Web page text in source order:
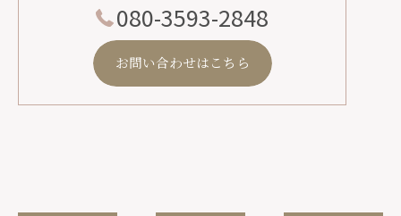
080-3593-2848
お問い合わせはこちら